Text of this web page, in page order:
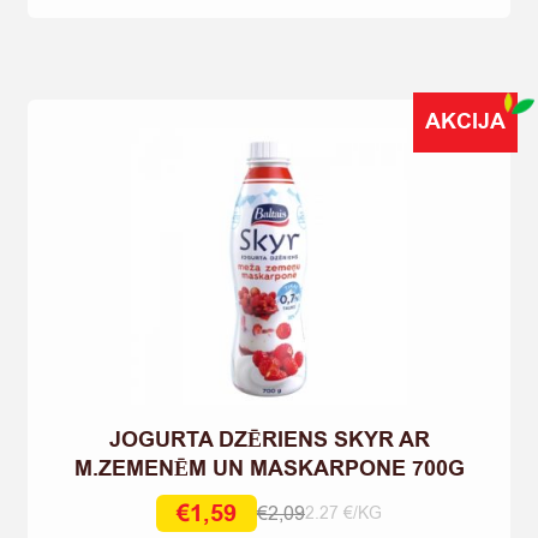
JOGURTA DZĒRIENS SKYR AR
M.ZEMENĒM UN MASKARPONE 700G
AKCIJA
€2,09
Original
€1,59
Current
2.27 €/KG